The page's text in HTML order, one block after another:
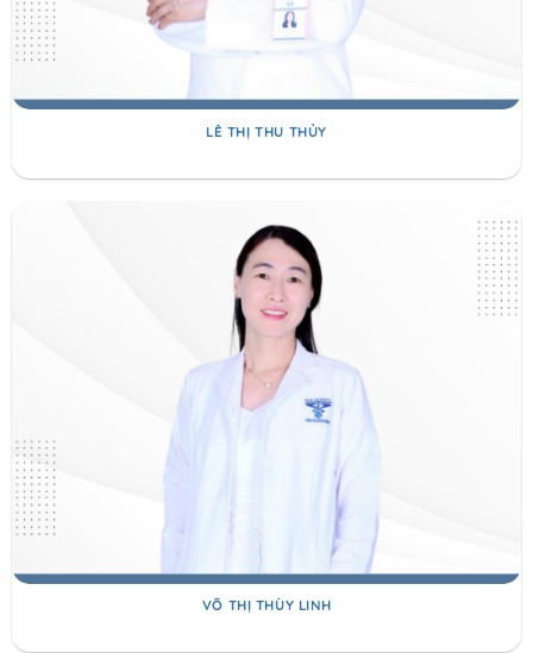
LÊ THỊ THU THỦY
VÕ THỊ THÙY LINH